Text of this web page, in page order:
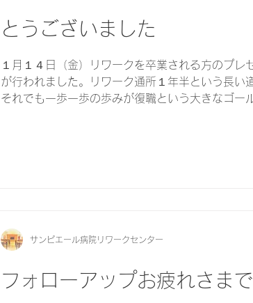
とうございました
１月１４日（金）リワークを卒業される方のプレ
が行われました。リワーク通所１年半という長い
それでも一歩一歩の歩みが復職という大きなゴー
フォローアップお疲れさま
サンピエール病院リワークセンター